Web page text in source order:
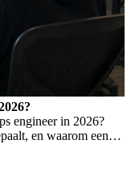
engineer in 2026?
en waarom een